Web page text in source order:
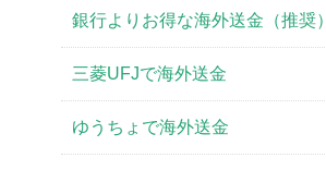
銀行よりお得な海外送金（推奨）
三菱UFJで海外送金
ゆうちょで海外送金